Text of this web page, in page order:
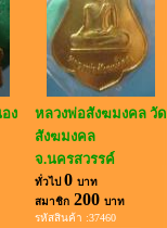
ง
หลวงพ่อสังฆมงคล วัด
สังฆมงคล
จ.นครสวรรค์
ทั่วไป 0 บาท
สมาชิก200 บาท
รหัสสินค้า :37460